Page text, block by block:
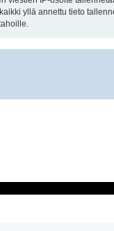
yllä annettu tieto